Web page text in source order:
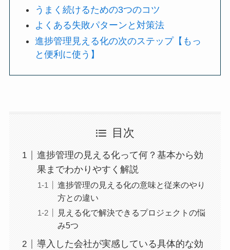
うまく続けるための3つのコツ
よくある失敗パターンと対策法
進捗管理見える化の次のステップ【もっ
と便利に使う】
目次
進捗管理の見える化って何？基本から効
果までわかりやすく解説
進捗管理の見える化の意味と従来のやり
方との違い
見える化で解決できるプロジェクトの悩
み5つ
導入した会社が実感している具体的な効